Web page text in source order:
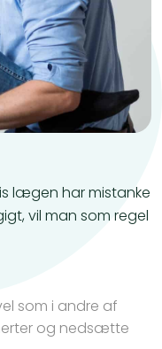
lægen har mistanke
vil man som regel
som i andre af
og nedsætte